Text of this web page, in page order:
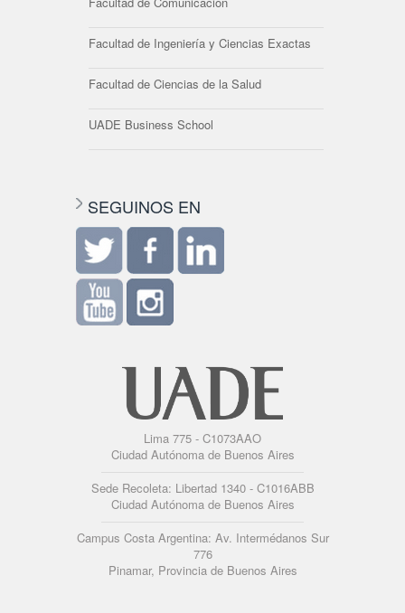
Facultad de Ingeniería y Ciencias Exactas
Facultad de Ciencias de la Salud
UADE Business School
SEGUINOS EN
Lima 775 - C1073AAO
Ciudad Autónoma de Buenos Aires
Sede Recoleta: Libertad 1340 - C1016ABB
Ciudad Autónoma de Buenos Aires
Campus Costa Argentina: Av. Intermédanos Sur
776
Pinamar, Provincia de Buenos Aires